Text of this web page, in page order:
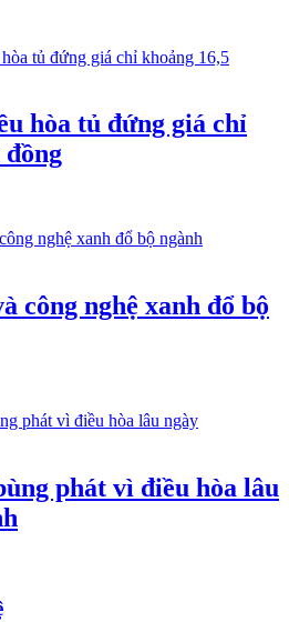
hòa tủ đứng giá chỉ
công nghệ xanh đổ bộ
phát vì điều hòa lâu